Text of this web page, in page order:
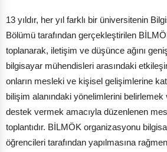
13 yıldır, her yıl farklı bir üniversitenin
Bölümü tarafından gerçekleştirilen
toplanarak, iletişim ve düşünce ağını
bilgisayar mühendisleri arasındaki
onların mesleki ve kişisel gelişimlerine
bilişim alanındaki yönelimlerini
destek vermek amacıyla düzenlenen
toplantıdır. BİLMÖK organizasyonu
öğrencileri tarafından yapılmasına